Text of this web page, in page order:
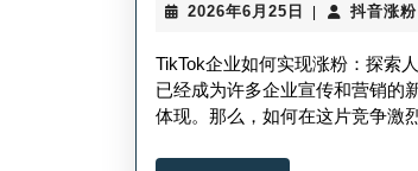
2026年6月25日
2026
6
月
25
日
抖音涨粉
TikTok企业如何实现涨粉：探索
已经成为许多企业宣传和营销的
体现。那么，如何在这片竞争激